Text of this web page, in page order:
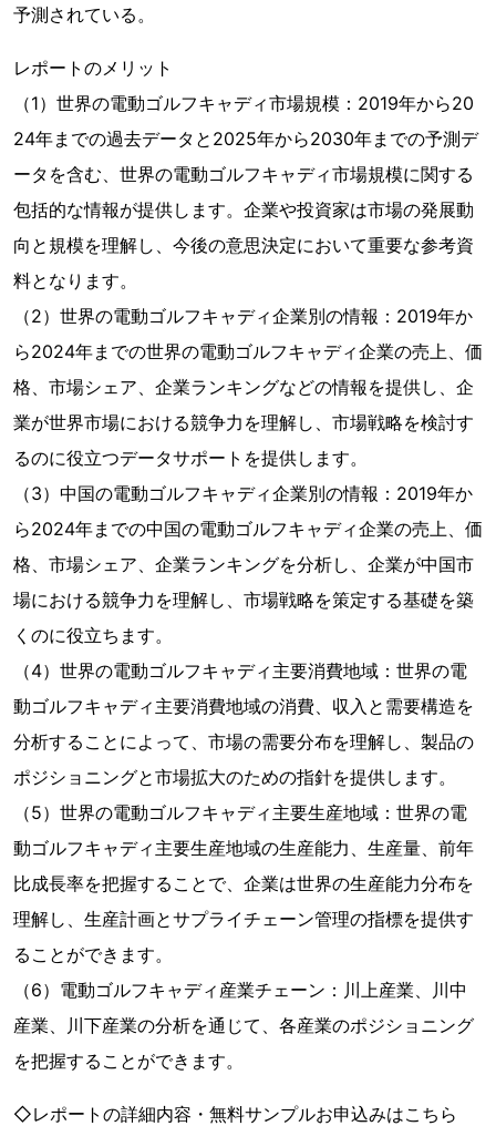
予測されている。
レポートのメリット
（1）世界の電動ゴルフキャディ市場規模：2019年から20
24年までの過去データと2025年から2030年までの予測デ
ータを含む、世界の電動ゴルフキャディ市場規模に関する
包括的な情報が提供します。企業や投資家は市場の発展動
向と規模を理解し、今後の意思決定において重要な参考資
料となります。
（2）世界の電動ゴルフキャディ企業別の情報：2019年か
ら2024年までの世界の電動ゴルフキャディ企業の売上、価
格、市場シェア、企業ランキングなどの情報を提供し、企
業が世界市場における競争力を理解し、市場戦略を検討す
るのに役立つデータサポートを提供します。
（3）中国の電動ゴルフキャディ企業別の情報：2019年か
ら2024年までの中国の電動ゴルフキャディ企業の売上、価
格、市場シェア、企業ランキングを分析し、企業が中国市
場における競争力を理解し、市場戦略を策定する基礎を築
くのに役立ちます。
（4）世界の電動ゴルフキャディ主要消費地域：世界の電
動ゴルフキャディ主要消費地域の消費、収入と需要構造を
分析することによって、市場の需要分布を理解し、製品の
ポジショニングと市場拡大のための指針を提供します。
（5）世界の電動ゴルフキャディ主要生産地域：世界の電
動ゴルフキャディ主要生産地域の生産能力、生産量、前年
比成長率を把握することで、企業は世界の生産能力分布を
理解し、生産計画とサプライチェーン管理の指標を提供す
ることができます。
（6）電動ゴルフキャディ産業チェーン：川上産業、川中
産業、川下産業の分析を通じて、各産業のポジショニング
を把握することができます。
◇レポートの詳細内容・無料サンプルお申込みはこちら